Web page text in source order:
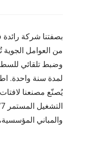
لمدة سنة واحدة.
والمباني